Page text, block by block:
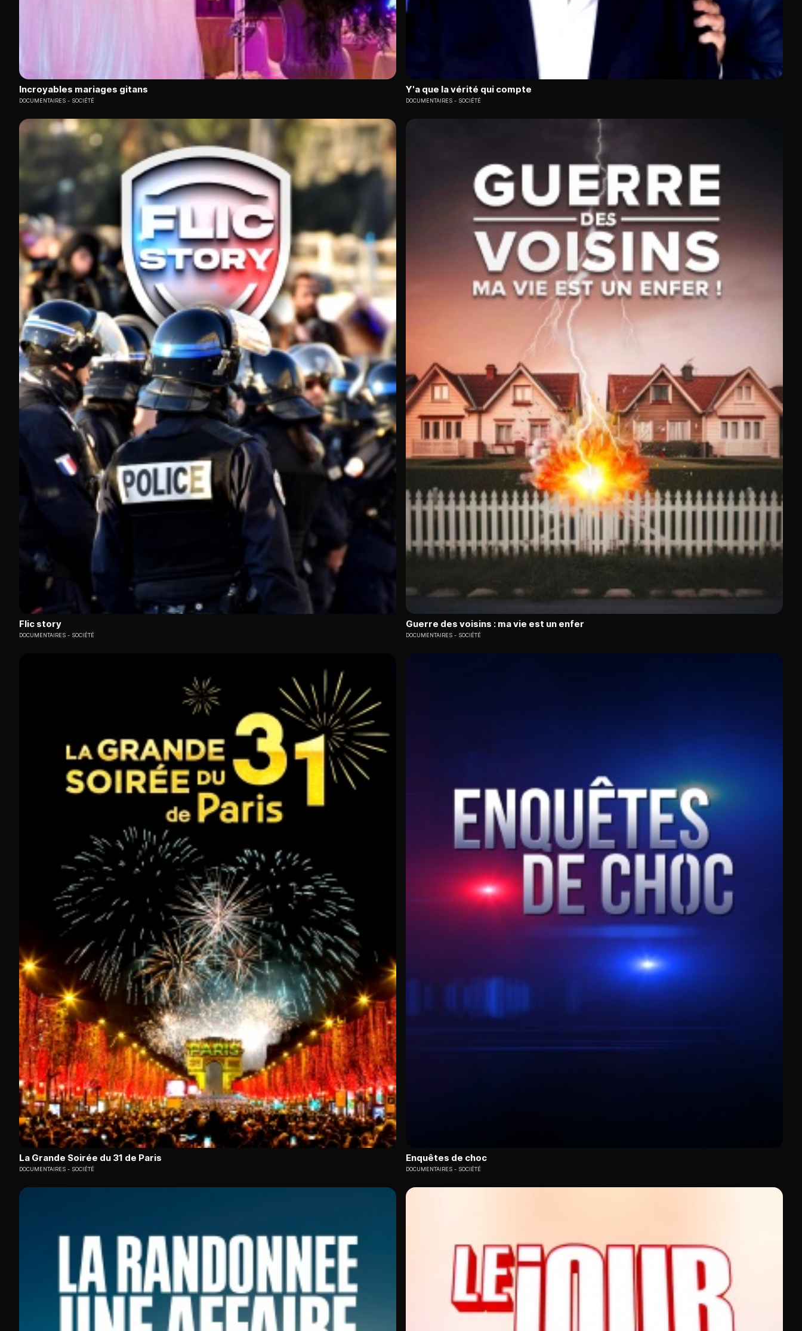
Incroyables mariages gitans
DOCUMENTAIRES SOCIÉTÉ
Y'a que la vérité qui compte
DOCUMENTAIRES SOCIÉTÉ
Flic story
DOCUMENTAIRES SOCIÉTÉ
Guerre des voisins : ma vie est un enfer
DOCUMENTAIRES SOCIÉTÉ
La Grande Soirée du 31 de Paris
DOCUMENTAIRES SOCIÉTÉ
Enquêtes de choc
DOCUMENTAIRES SOCIÉTÉ